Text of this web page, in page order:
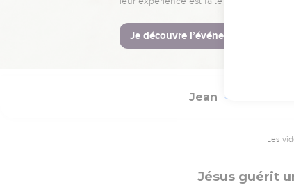
Les Juifs donc
58 Jésus leur dit :
Ils prirent donc
Jean
Les
Jésus guérit